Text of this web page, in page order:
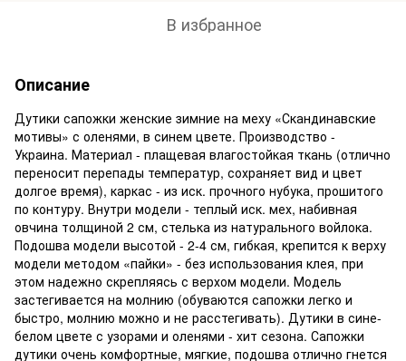
В избранное
Описание
Дутики сапожки женские зимние на меху «Скандинавские
мотивы» с оленями, в синем цвете. Производство -
Украина. Материал - плащевая влагостойкая ткань (отлично
переносит перепады температур, сохраняет вид и цвет
долгое время), каркас - из иск. прочного нубука, прошитого
по контуру. Внутри модели - теплый иск. мех, набивная
овчина толщиной 2 см, стелька из натурального войлока.
Подошва модели высотой - 2-4 см, гибкая, крепится к верху
модели методом «пайки» - без использования клея, при
этом надежно скрепляясь с верхом модели. Модель
застегивается на молнию (обуваются сапожки легко и
быстро, молнию можно и не расстегивать). Дутики в сине-
белом цвете с узорами и оленями - хит сезона. Сапожки
дутики очень комфортные, мягкие, подошва отлично гнется